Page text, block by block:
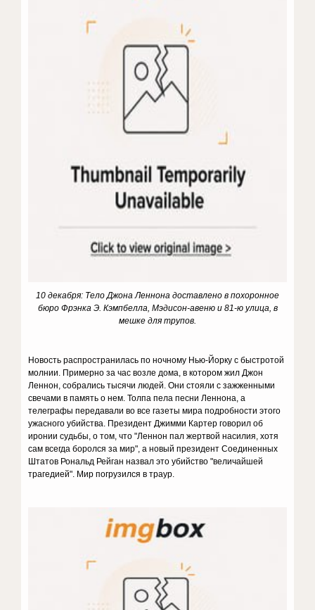
10 декабря: Тело Джона Леннона доставлено в похоронное
бюро Фрэнка Э. Кэмпбелла, Мэдисон-авеню и 81-ю улица, в
мешке для трупов.
Новость распространилась по ночному Нью-Йорку с быстротой
молнии. Примерно за час возле дома, в котором жил Джон
Леннон, собрались тысячи людей. Они стояли с зажженными
свечами в память о нем. Толпа пела песни Леннона, а
телеграфы передавали во все газеты мира подробности этого
ужасного убийства. Президент Джимми Картер говорил об
иронии судьбы, о том, что "Леннон пал жертвой насилия, хотя
сам всегда боролся за мир", а новый президент Соединенных
Штатов Рональд Рейган назвал это убийство "величайшей
трагедией". Мир погрузился в траур.